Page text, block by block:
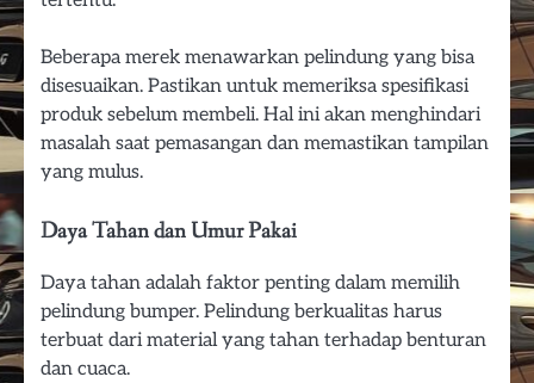
Beberapa merek menawarkan pelindung yang bisa
disesuaikan. Pastikan untuk memeriksa spesifikasi
produk sebelum membeli. Hal ini akan menghindari
masalah saat pemasangan dan memastikan tampilan
yang mulus.
Daya Tahan dan Umur Pakai
Daya tahan adalah faktor penting dalam memilih
pelindung bumper. Pelindung berkualitas harus
terbuat dari material yang tahan terhadap benturan
dan cuaca.